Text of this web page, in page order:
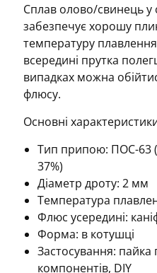
Сплав олово/свинець у
забезпечує хорошу
температуру
всередині прутка
випадках можна
флюсу.
Основні
Тип припою: ПОС-63
37%)
Діаметр дроту: 2 мм
Температура
Флюс усередині:
Форма: в котушці
Застосування: пайка
компонентів, DIY